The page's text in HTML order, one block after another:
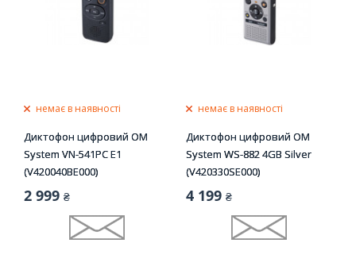
немає в наявності
Диктофон цифровий OM
System VN-541PC E1
(V420040BE000)
2 999 ₴
немає в наявності
Диктофон цифровий OM
System WS-882 4GB Silver
(V420330SE000)
4 199 ₴